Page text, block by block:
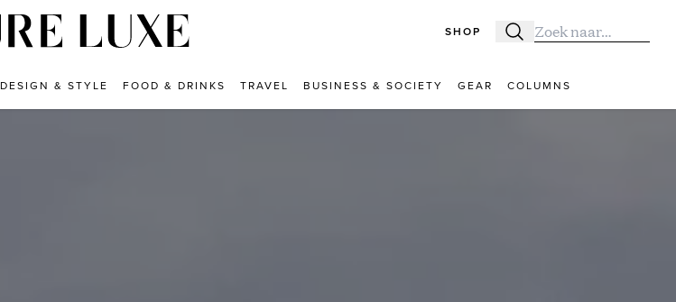
SHOP Zoeken
Zoek naar:
DESIGN & STYLE FOOD & DRINKS TRAVEL BUSINESS & SOCIETY GEAR COLUMNS